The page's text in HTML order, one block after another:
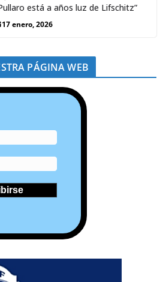
está a años luz de Lifschitz”
17 enero, 2026
PÁGINA WEB